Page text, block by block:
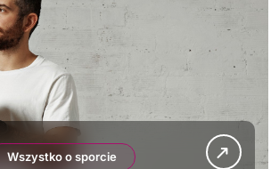
Wszystko o sporcie